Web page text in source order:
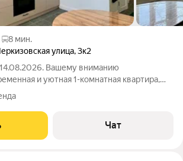
8 мин.
улица,3к2
Вашему вниманию
и уютная 1-комнатная квартира,
этаже 16-этажного дома. Высокий этаж
вид из окон и тихую обстановку.
уютный интерьер
Чат